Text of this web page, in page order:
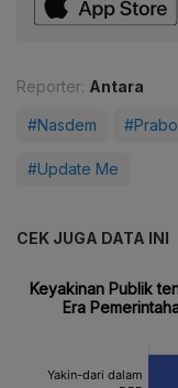
Reporter: Antara
#Nasdem
#Update Me
CEK JUGA DATA INI